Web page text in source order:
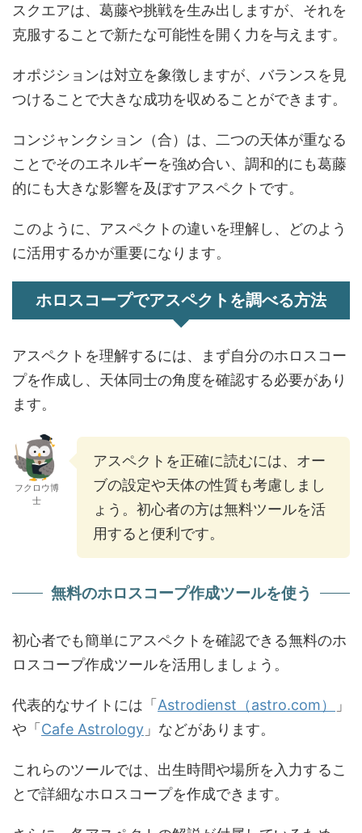
スクエアは、葛藤や挑戦を生み出しますが、それを
克服することで新たな可能性を開く力を与えます。
オポジションは対立を象徴しますが、バランスを見
つけることで大きな成功を収めることができます。
コンジャンクション（合）は、二つの天体が重なる
ことでそのエネルギーを強め合い、調和的にも葛藤
的にも大きな影響を及ぼすアスペクトです。
このように、アスペクトの違いを理解し、どのよう
に活用するかが重要になります。
ホロスコープでアスペクトを調べる方法
アスペクトを理解するには、まず自分のホロスコー
プを作成し、天体同士の角度を確認する必要があり
ます。
フクロウ博
士
アスペクトを正確に読むには、オー
ブの設定や天体の性質も考慮しまし
ょう。初心者の方は無料ツールを活
用すると便利です。
無料のホロスコープ作成ツールを使う
初心者でも簡単にアスペクトを確認できる無料のホ
ロスコープ作成ツールを活用しましょう。
代表的なサイトには「Astrodienst（astro.com）
」
や「Cafe Astrology 」などがあります。
これらのツールでは、出生時間や場所を入力するこ
とで詳細なホロスコープを作成できます。